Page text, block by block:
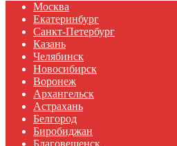
Москва
Екатеринбург
Санкт-Петербург
Казань
Челябинск
Новосибирск
Воронеж
Архангельск
Астрахань
Белгород
Биробиджан
Благовещенск